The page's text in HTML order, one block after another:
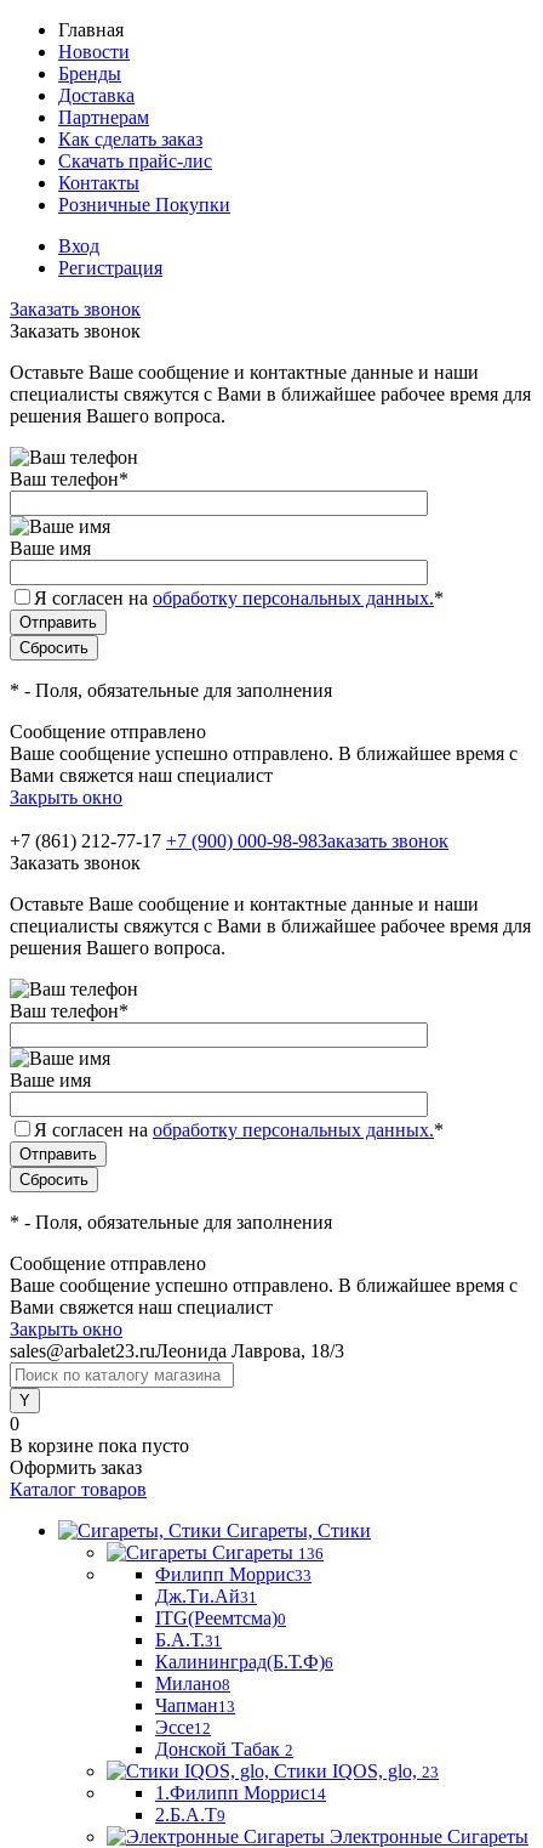
Главная
Новости
Бренды
Доставка
Партнерам
Как сделать заказ
Скачать прайс-лис
Контакты
Розничные Покупки
Вход
Регистрация
Заказать звонок
Заказать звонок
Оставьте Ваше сообщение и контактные данные и наши
специалисты свяжутся с Вами в ближайшее рабочее время для
решения Вашего вопроса.
Ваш телефон*
Ваше имя
Я согласен на обработку персональных данных.*
* - Поля, обязательные для заполнения
Сообщение отправлено
Ваше сообщение успешно отправлено. В ближайшее время с
Вами свяжется наш специалист
Закрыть окно
+7 (861) 212-77-17 +7 (900) 000-98-98Заказать звонок
Заказать звонок
Оставьте Ваше сообщение и контактные данные и наши
специалисты свяжутся с Вами в ближайшее рабочее время для
решения Вашего вопроса.
Ваш телефон*
Ваше имя
Я согласен на обработку персональных данных.*
* - Поля, обязательные для заполнения
Сообщение отправлено
Ваше сообщение успешно отправлено. В ближайшее время с
Вами свяжется наш специалист
Закрыть окно
sales@arbalet23.ruЛеонида Лаврова, 18/3
0
В корзине пока пусто
Оформить заказ
Каталог товаров
Сигареты, Стики
Сигареты 136
Филипп Моррис33
Дж.Ти.Ай31
ITG(Реемтсма)0
Б.А.Т.31
Калининград(Б.Т.Ф)6
Милано8
Чапман13
Эссе12
Донской Табак 2
Стики IQOS, glo, 23
1.Филипп Моррис14
2.Б.А.Т9
Электронные Сигареты